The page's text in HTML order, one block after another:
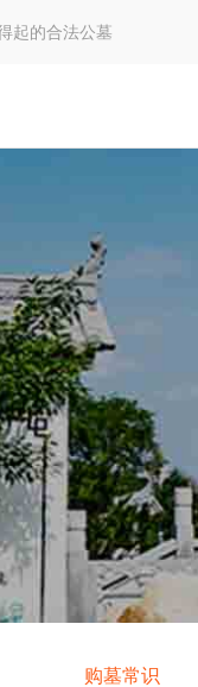
的合法公墓
购墓常识